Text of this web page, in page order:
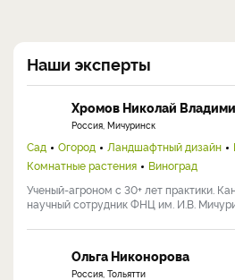
Наши эксперты
Хромов Николай
Россия, Мичуринск
Сад Огород Ландшафтный дизайн
Комнатные растения
Виноград
Ученый-агроном с 30+ лет практики.
научный сотрудник ФНЦ им. И.В.
Ольга Никонорова
Россия, Тольятти